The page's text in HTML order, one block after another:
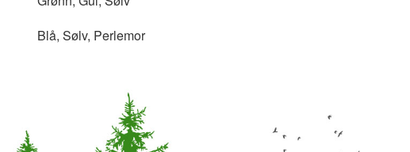
Blå, Sølv, Perlemor